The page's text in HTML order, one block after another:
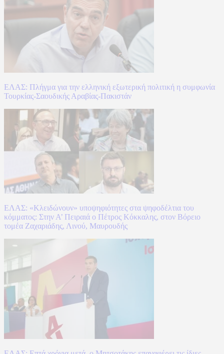
ΕΛΑΣ: Πλήγμα για την ελληνική εξωτερική πολιτική η συμφωνία
Τουρκίας-Σαουδικής Αραβίας-Πακιστάν
ΕΛΑΣ: «Κλειδώνουν» υποψηφιότητες στα ψηφοδέλτια του
κόμματος: Στην Α’ Πειραιά ο Πέτρος Κόκκαλης, στον Βόρειο
τομέα Ζαχαριάδης, Λινού, Μαυρουδής